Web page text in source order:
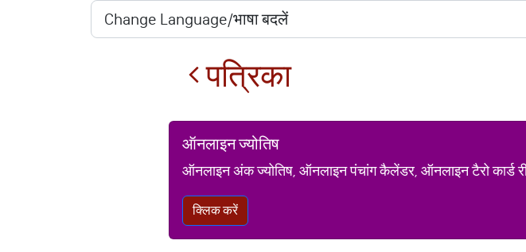
पत्रिका
ऑनलाइन ज्योतिष
ऑनलाइन अंक ज्योतिष, ऑनलाइन पंचांग कैलेंडर, ऑनलाइन टैरो कार्ड
क्लिक करें